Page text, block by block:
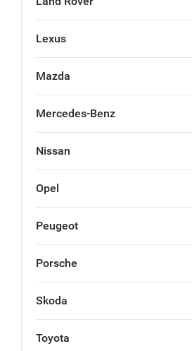
Lexus
Mazda
Mercedes-Benz
Nissan
Opel
Peugeot
Porsche
Skoda
Toyota